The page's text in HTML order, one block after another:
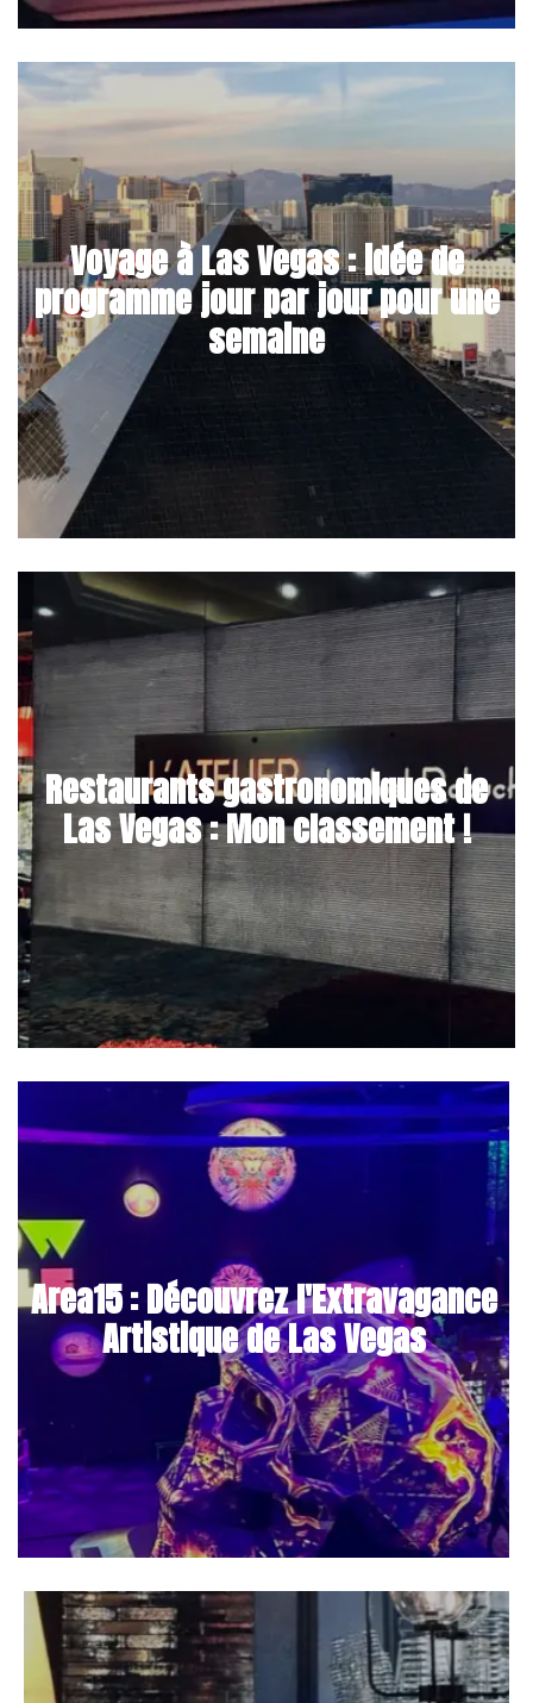
Voyage à Las Vegas : idée de
programme jour par jour pour une
semaine
Restaurants gastronomiques de
Las Vegas : Mon classement !
Area15 : Découvrez l'Extravagance
Artistique de Las Vegas